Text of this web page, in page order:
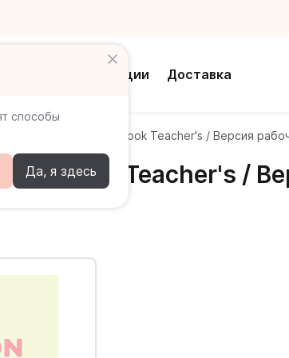
Акции Доставка
способы
Да, я здесь
Click On Starter Workbook Teacher's / Версия
Workbook Teacher's /